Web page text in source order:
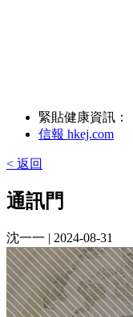
緊貼健康資訊：
信報 hkej.com
< 返回
通訊門
沈一一 | 2024-08-31